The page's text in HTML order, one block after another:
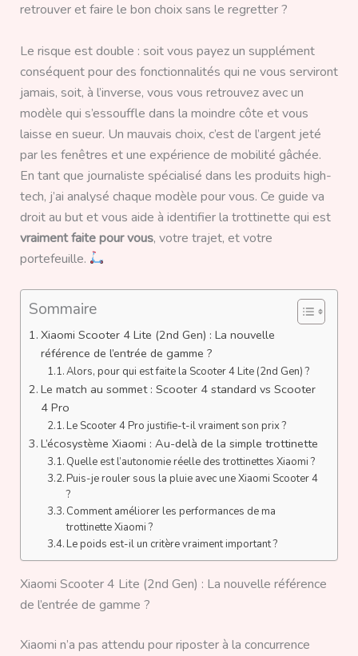
retrouver et faire le bon choix sans le regretter ?
Le risque est double : soit vous payez un supplément
conséquent pour des fonctionnalités qui ne vous serviront
jamais, soit, à l’inverse, vous vous retrouvez avec un
modèle qui s’essouffle dans la moindre côte et vous
laisse en sueur. Un mauvais choix, c’est de l’argent jeté
par les fenêtres et une expérience de mobilité gâchée.
En tant que journaliste spécialisé dans les produits high-
tech, j’ai analysé chaque modèle pour vous. Ce guide va
droit au but et vous aide à identifier la trottinette qui est
vraiment faite pour vous, votre trajet, et votre
portefeuille.
Sommaire
Xiaomi Scooter 4 Lite (2nd Gen) : La nouvelle
référence de l’entrée de gamme ?
Alors, pour qui est faite la Scooter 4 Lite (2nd Gen) ?
Le match au sommet : Scooter 4 standard vs Scooter
4 Pro
Le Scooter 4 Pro justifie-t-il vraiment son prix ?
L’écosystème Xiaomi : Au-delà de la simple trottinette
Quelle est l’autonomie réelle des trottinettes Xiaomi ?
Puis-je rouler sous la pluie avec une Xiaomi Scooter 4
?
Comment améliorer les performances de ma
trottinette Xiaomi ?
Le poids est-il un critère vraiment important ?
Xiaomi Scooter 4 Lite (2nd Gen) : La nouvelle référence
de l’entrée de gamme ?
Xiaomi n’a pas attendu pour riposter à la concurrence